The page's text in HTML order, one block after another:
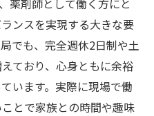
ンスを実現する大きな要
でも、完全週休2日制や土
ており、心身ともに余裕
います。実際に現場で働
とで家族との時間や趣味